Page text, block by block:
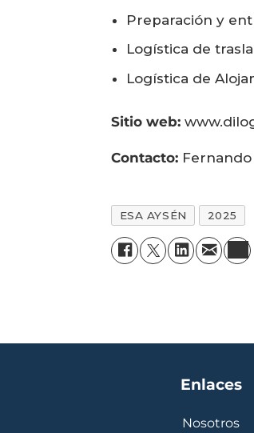
Preparación y
Logística de
Logística de
Sitio web:
Contacto: Fernando
ESA AYSÉN 2025
Enlaces
Nosotros